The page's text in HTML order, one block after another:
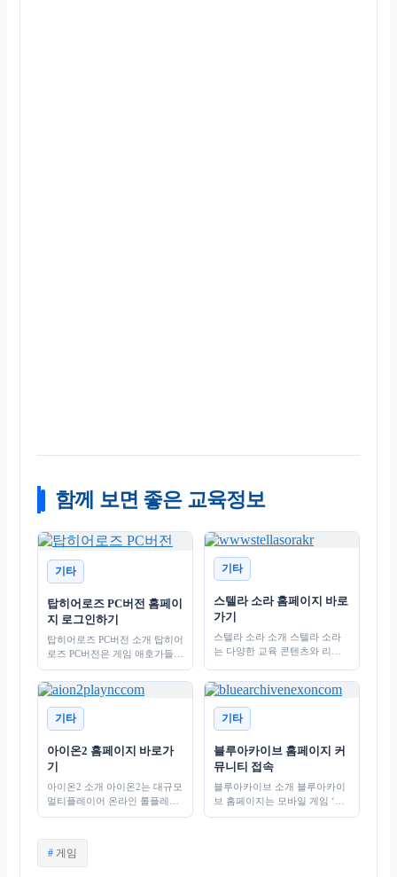
함께 보면 좋은 교육정보
기타
탑히어로즈 PC버전 홈페이
지 로그인하기
탑히어로즈 PC버전 소개 탑히어
로즈 PC버전은 게임 애호가들에
게 최적화된 환경을 제공하는
플랫폼으로, 다양한 전략과 전
투를 통해 최고의 히어로를 육
성하는…
기타
스텔라 소라 홈페이지 바로
가기
스텔라 소라 소개 스텔라 소라
는 다양한 교육 콘텐츠와 리소
사용자가 쉽게 정보를 찾고 학
습할 수 있도록…
기타
아이온2 홈페이지 바로가
기
아이온2 소개 아이온2는 대규모
멀티플레이어 온라인 롤플레잉
게임(MMORPG)으로, 환상적인
가 다양한…
기타
블루아카이브 홈페이지 커
뮤니티 접속
블루아카이브 소개 블루아카이
브 홈페이지는 모바일 게임 ‘블
루아카이브’의 공식 플랫폼으
태
그
게임